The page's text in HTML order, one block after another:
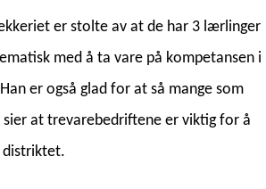
er stolte av at de har 3 lærlinger
med å ta vare på kompetansen i
er også glad for at så mange som
at trevarebedriftene er viktig for å
distriktet.